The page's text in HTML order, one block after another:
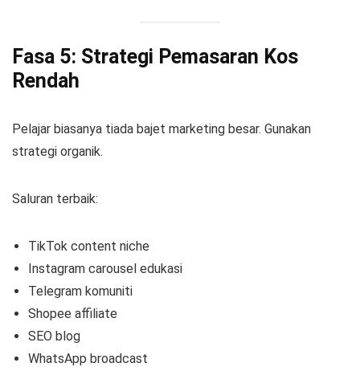
Fasa 5: Strategi Pemasaran Kos
Rendah
Pelajar biasanya tiada bajet marketing besar. Gunakan
strategi organik.
Saluran terbaik:
TikTok content niche
Instagram carousel edukasi
Telegram komuniti
Shopee affiliate
SEO blog
WhatsApp broadcast